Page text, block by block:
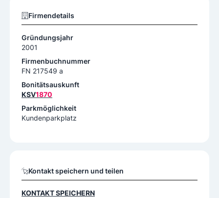
Firmendetails
Gründungsjahr
2001
Firmenbuchnummer
FN 217549 a
Bonitätsauskunft
KSV1870
Parkmöglichkeit
Kundenparkplatz
Kontakt speichern und teilen
KONTAKT SPEICHERN